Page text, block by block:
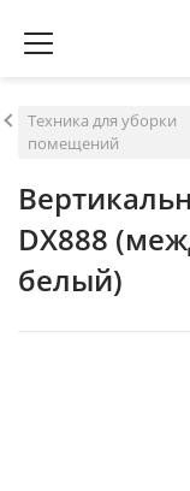
Техника для уборки
помещений
DX888
белый)